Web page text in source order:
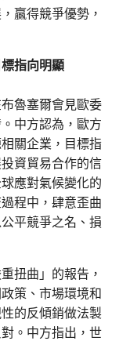
贏得競爭優勢，
指向明顯
魯塞爾會見歐委
中方認為，歐方
關企業，目標指
資貿易合作的信
應對氣候變化的
程中，肆意歪曲
平競爭之名、損
扭曲」的報告，
策、市場環境和
的反傾銷做法製
。中方指出，世